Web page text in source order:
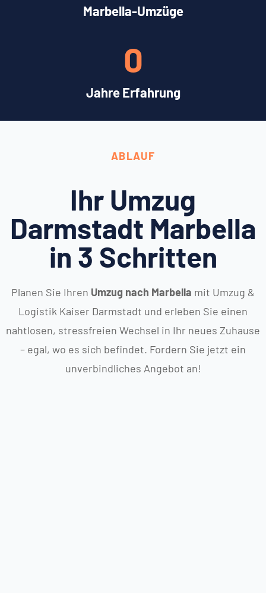
Marbella-Umzüge
Jahre Erfahrung
0
ABLAUF
Ihr Umzug
Darmstadt Marbella
in 3 Schritten
Planen Sie Ihren Umzug nach Marbella mit Umzug &
Logistik Kaiser Darmstadt und erleben Sie einen
nahtlosen, stressfreien Wechsel in Ihr neues Zuhause
– egal, wo es sich befindet. Fordern Sie jetzt ein
unverbindliches Angebot an!